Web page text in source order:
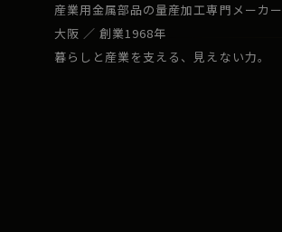
産業用金属部品の量産加工専門メーカー
大阪 ／ 創業1968年
暮らしと産業を支える、見えない力。